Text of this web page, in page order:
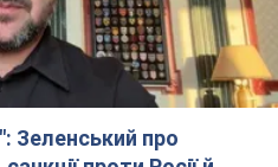
Зеленський про